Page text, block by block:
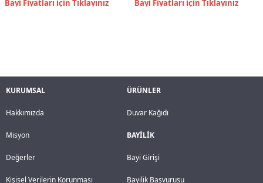
KURUMSAL
Hakkımızda
Misyon
Değerler
Kişisel Verilerin Korunması
ÜRÜNLER
Duvar Kağıdı
BAYİLİK
Bayi Girişi
Bayilik Başvurusu